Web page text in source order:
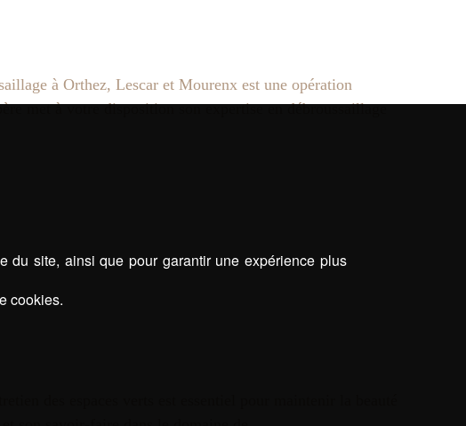
à Orthez, Lescar et Mourenx est une opération
met à votre disposition son expertise en débroussaillage
des espaces verts est essentiel pour maintenir la beauté
du site, ainsi que pour garantir une expérience plus
cookies.